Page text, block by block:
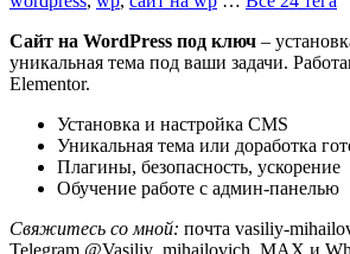
Сайт на WordPress под ключ –
уникальная тема под ваши задачи.
Elementor.
Установка и настройка CMS
Уникальная тема или доработка
Плагины, безопасность, ускорение
Обучение работе с админ-панелью
Свяжитесь со мной: почта vasiliy-
Telegram @Vasiliy_mihailovich, MAX и